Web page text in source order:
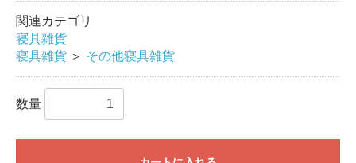
関連カテゴリ
寝具雑貨
寝具雑貨 ＞ その他寝具雑貨
数量